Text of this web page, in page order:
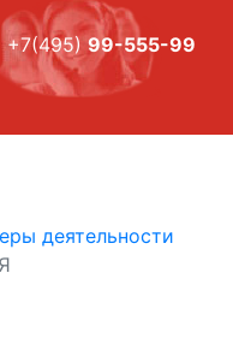
+7(495) 99-555-99
деятельности